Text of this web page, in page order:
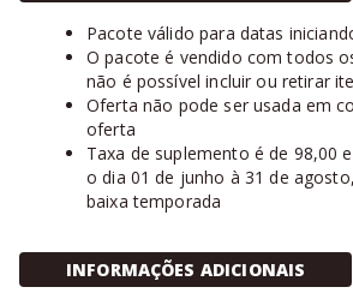
Pacote válido para datas
O pacote é vendido com todos
não é possível incluir ou retirar
Oferta não pode ser usada em
oferta
Taxa de suplemento é de 98,00
o dia 01 de junho à 31 de
baixa temporada
INFORMAÇÕES ADICIONAIS